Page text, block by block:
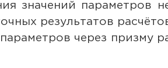
значений параметров
результатов
через призму